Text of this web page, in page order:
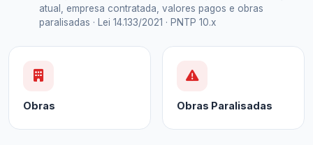
atual, empresa contratada, valores pagos e obras
paralisadas · Lei 14.133/2021 · PNTP 10.x
Obras Obras Paralisadas